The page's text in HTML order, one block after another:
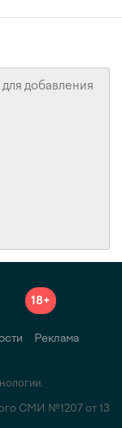
18+
Реклама
СМИ №1207 от 13